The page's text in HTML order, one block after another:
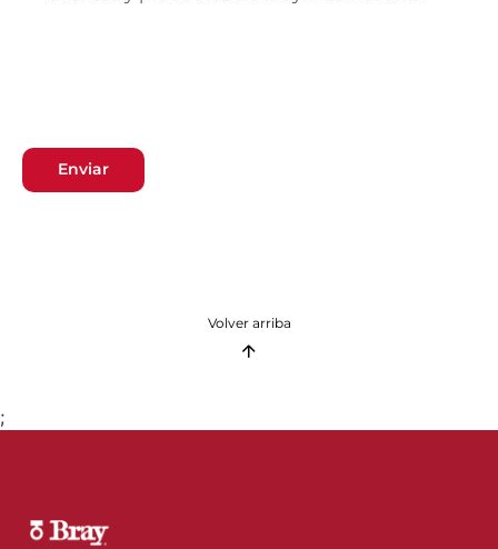
Enviar
Volver arriba
;